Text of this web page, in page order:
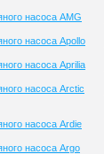
насоса AMG
насоса Apollo
насоса Aprilia
насоса Arctic
насоса Ardie
насоса Argo